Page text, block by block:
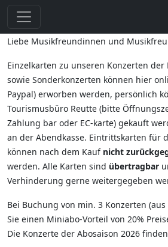
Liebe Musikfreundinnen und
Einzelkarten zu unseren Konzerten der
sowie Sonderkonzerten können hier
Paypal) erworben werden, persönlich
Tourismusbüro Reutte (bitte
Zahlung bar oder EC-karte) gekauft
an der Abendkasse. Eintrittskarten für
können nach dem Kauf nicht
werden. Alle Karten sind übertragbar
Verhinderung gerne weitergegeben
Bei Buchung von min. 3 Konzerten
Sie einen Miniabo-Vorteil von 20%
Die Konzerte der Abosaison 2026